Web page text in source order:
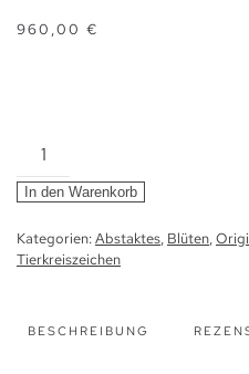
960,00 €
Magnolien
-
Unschuld
Menge
In den Warenkorb
Kategorien:Abstaktes, Blüten,
Tierkreiszeichen
BESCHREIBUNG